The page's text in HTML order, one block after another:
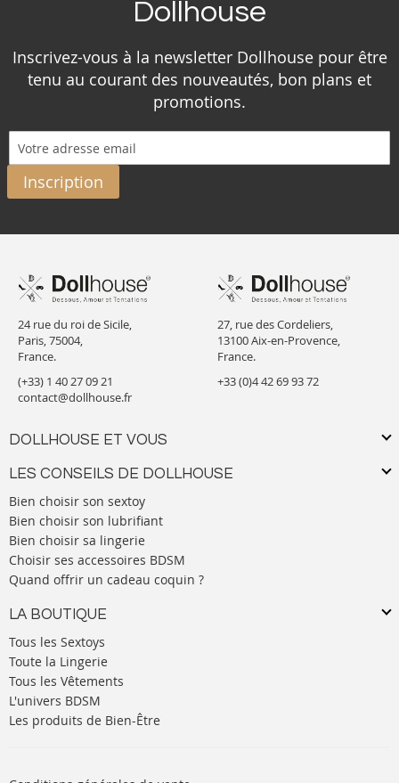
Dollhouse
Inscrivez-vous à la newsletter Dollhouse pour être
tenu au courant des nouveautés, bon plans et
promotions.
Inscription
24 rue du roi de Sicile,
Paris, 75004,
France.
(+33) 1 40 27 09 21
contact@dollhouse.fr
DOLLHOUSE ET VOUS
LES CONSEILS DE DOLLHOUSE
Bien choisir son sextoy
Bien choisir son lubrifiant
Bien choisir sa lingerie
Choisir ses accessoires BDSM
Quand offrir un cadeau coquin ?
LA BOUTIQUE
Tous les Sextoys
Toute la Lingerie
Tous les Vêtements
L'univers BDSM
Les produits de Bien-Être
27, rue des Cordeliers,
13100 Aix-en-Provence,
France.
+33 (0)4 42 69 93 72